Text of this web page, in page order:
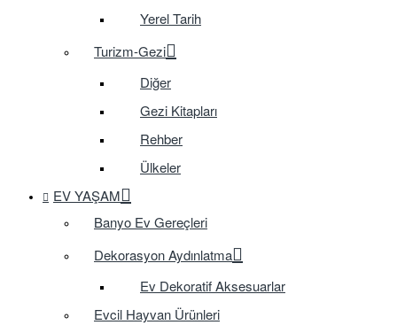
Yerel Tarih
Turizm-Gezi
Diğer
Gezi Kitapları
Rehber
Ülkeler
EV YAŞAM
Banyo Ev Gereçleri
Dekorasyon Aydınlatma
Ev Dekoratif Aksesuarlar
Evcil Hayvan Ürünleri